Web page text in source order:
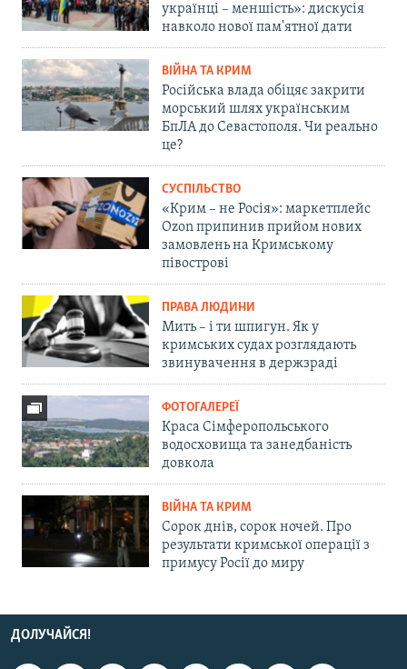
українці – меншість»: дискусія
навколо нової пам'ятної дати
ВІЙНА ТА КРИМ
Російська влада обіцяє закрити
морський шлях українським
БпЛА до Севастополя. Чи реально
це?
СУСПІЛЬСТВО
«Крим – не Росія»: маркетплейс
Ozon припинив прийом нових
замовлень на Кримському
півострові
ПРАВА ЛЮДИНИ
Мить – і ти шпигун. Як у
кримських судах розглядають
звинувачення в держзраді
ФОТОГАЛЕРЕЇ
Краса Сімферопольського
водосховища та занедбаність
довкола
ВІЙНА ТА КРИМ
Сорок днів, сорок ночей. Про
результати кримської операції з
примусу Росії до миру
ДОЛУЧАЙСЯ!